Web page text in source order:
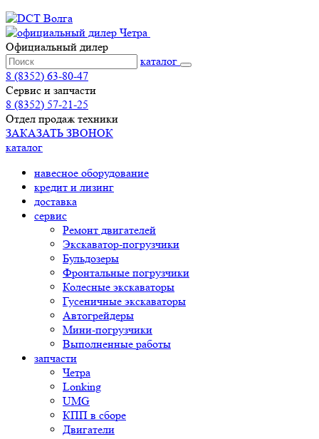
Официальный дилер
каталог
8 (8352) 63-80-47
Сервис и запчасти
8 (8352) 57-21-25
Отдел продаж техники
ЗАКАЗАТЬ ЗВОНОК
каталог
навесное оборудование
кредит и лизинг
доставка
сервис
Ремонт двигателей
Экскаватор-погрузчики
Бульдозеры
Фронтальные погрузчики
Колесные экскаваторы
Гусеничные экскаваторы
Автогрейдеры
Мини-погрузчики
Выполненные работы
запчасти
Четра
Lonking
UMG
КПП в сборе
Двигатели